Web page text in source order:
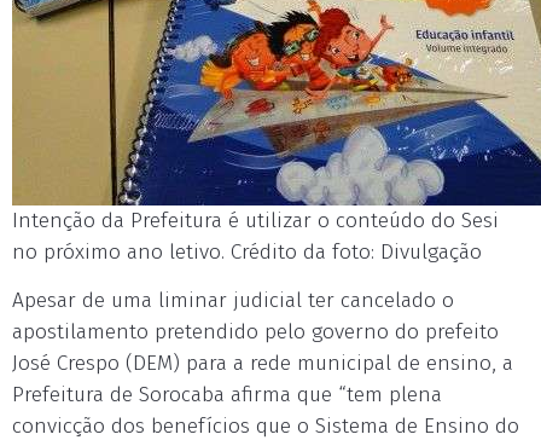
Intenção da Prefeitura é utilizar o conteúdo do Sesi
no próximo ano letivo. Crédito da foto: Divulgação
Apesar de uma liminar judicial ter cancelado o
apostilamento pretendido pelo governo do prefeito
José Crespo (DEM) para a rede municipal de ensino, a
Prefeitura de Sorocaba afirma que “tem plena
convicção dos benefícios que o Sistema de Ensino do